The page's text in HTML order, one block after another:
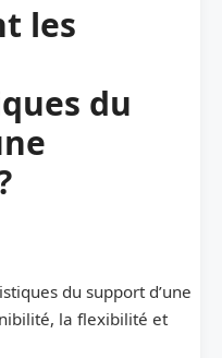
les
du
du support d’une
la flexibilité et